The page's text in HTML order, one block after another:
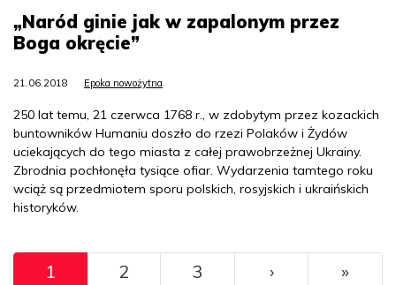
„Naród ginie jak w zapalonym przez
Boga okręcie”
21.06.2018 Epoka nowożytna
250 lat temu, 21 czerwca 1768 r., w zdobytym przez kozackich
buntowników Humaniu doszło do rzezi Polaków i Żydów
uciekających do tego miasta z całej prawobrzeżnej Ukrainy.
Zbrodnia pochłonęła tysiące ofiar. Wydarzenia tamtego roku
wciąż są przedmiotem sporu polskich, rosyjskich i ukraińskich
historyków.
Pagination
1 2 3 ››› »